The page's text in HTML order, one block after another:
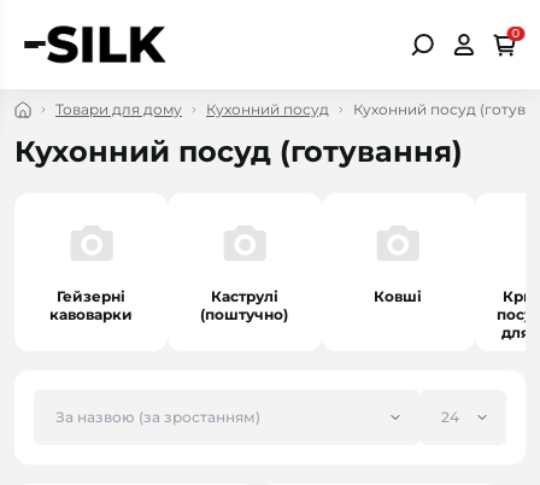
0
Товари для дому Кухонний посуд Кухонний посуд
Кухонний посуд (готування)
Гейзерні
кавоварки
Каструлі
(поштучно)
Ковші
для